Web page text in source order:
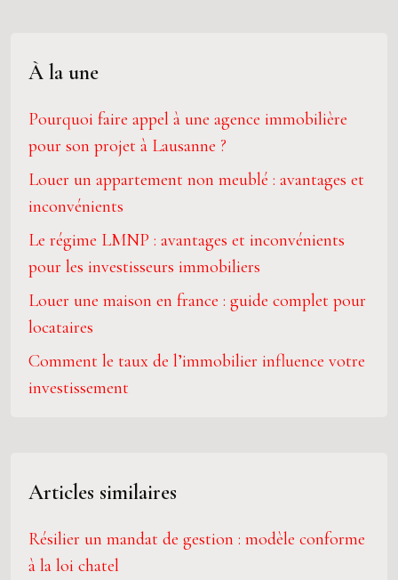
À la une
Pourquoi faire appel à une agence immobilière
pour son projet à Lausanne ?
Louer un appartement non meublé : avantages et
inconvénients
Le régime LMNP : avantages et inconvénients
pour les investisseurs immobiliers
Louer une maison en france : guide complet pour
locataires
Comment le taux de l’immobilier influence votre
investissement
Articles similaires
Résilier un mandat de gestion : modèle conforme
à la loi chatel